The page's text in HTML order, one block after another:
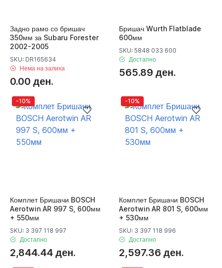
Задно рамо со бришач
350мм за Subaru Forester
2002-2005
SKU: DR165634
Нема на залиха
0.00 ден.
Бришач Wurth Flatblade
600мм
SKU: 5848 033 600
Достапно
565.89 ден.
-10%
Комплет Бришачи BOSCH
Aerotwin AR 997 S, 600мм
+ 550мм
SKU: 3 397 118 997
Достапно
2,844.44 ден.
-10%
Комплет Бришачи BOSCH
Aerotwin AR 801 S, 600мм
+ 530мм
SKU: 3 397 118 996
Достапно
2,597.36 ден.